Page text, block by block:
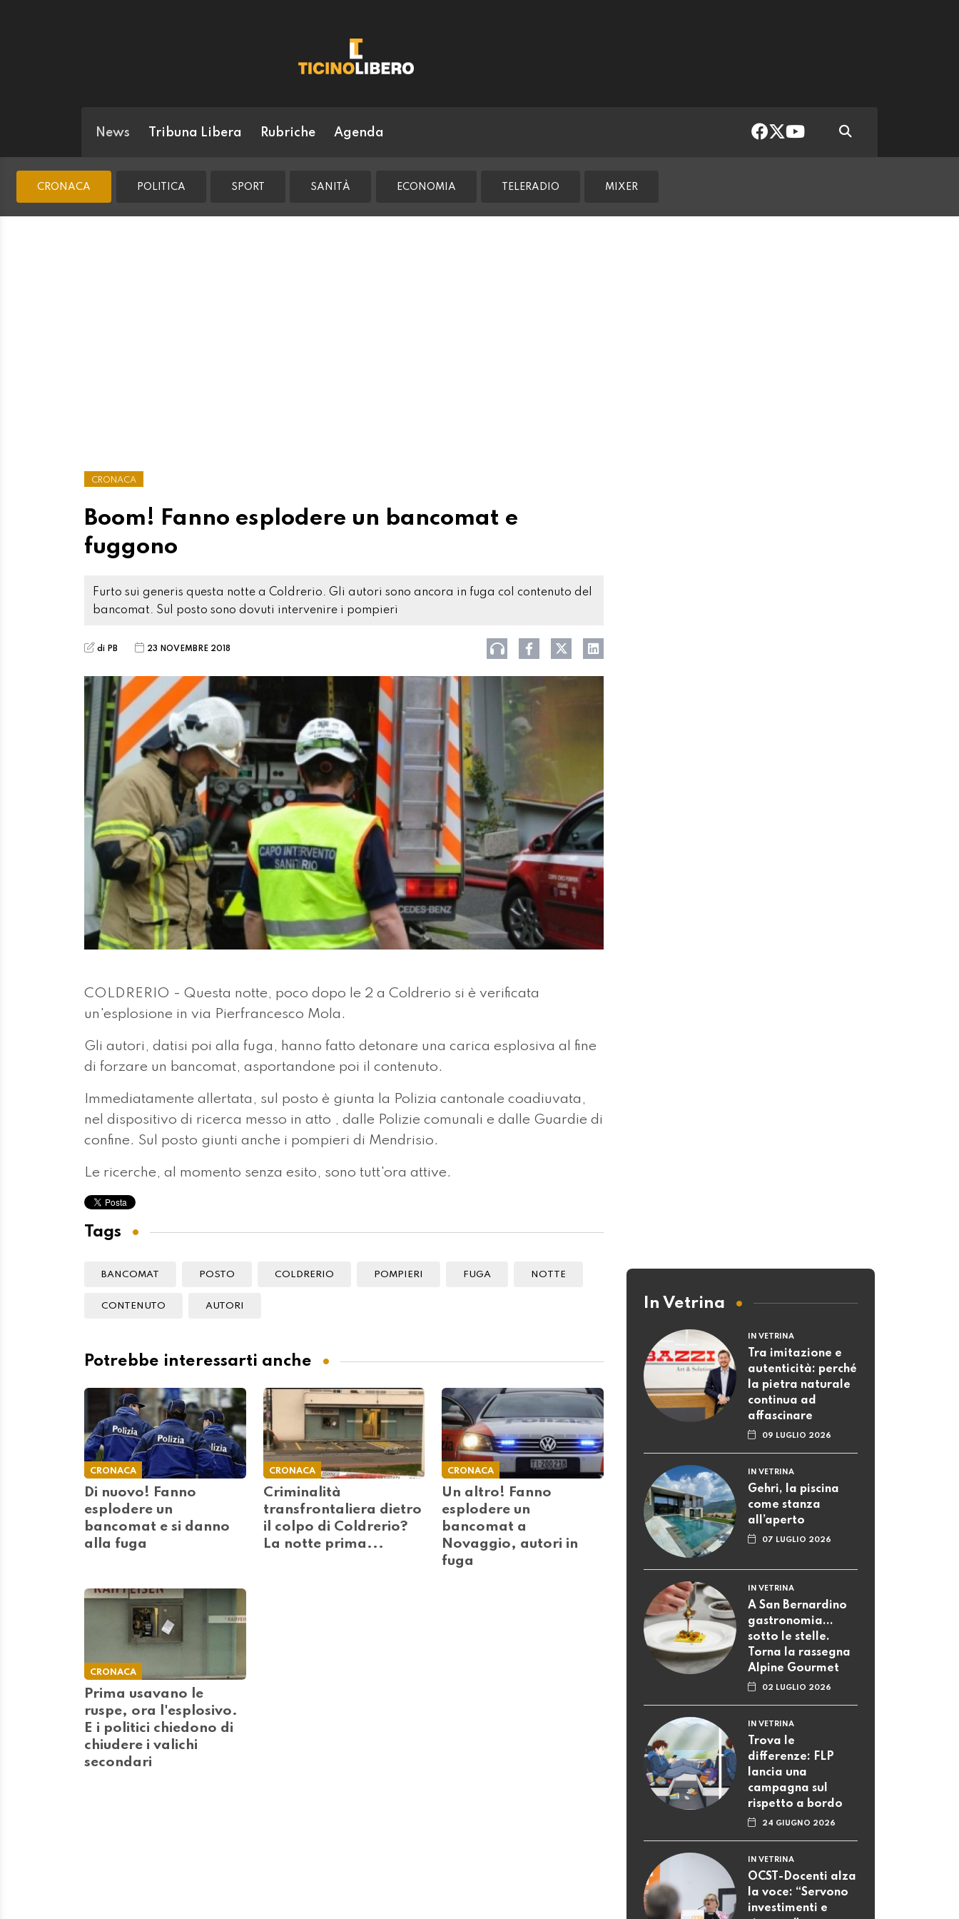
News Tribuna Libera Rubriche Agenda
CRONACA POLITICA SPORT SANITÀ ECONOMIA TELERADIO MIXER
CRONACA
Boom! Fanno esplodere un bancomat e
fuggono
Furto sui generis questa notte a Coldrerio. Gli autori sono ancora in fuga col contenuto del
bancomat. Sul posto sono dovuti intervenire i pompieri
di PB 23 NOVEMBRE 2018
COLDRERIO - Questa notte, poco dopo le 2 a Coldrerio si è verificata
un'esplosione in via Pierfrancesco Mola.
Gli autori, datisi poi alla fuga, hanno fatto detonare una carica esplosiva al fine
di forzare un bancomat, asportandone poi il contenuto.
Immediatamente allertata, sul posto è giunta la Polizia cantonale coadiuvata,
nel dispositivo di ricerca messo in atto , dalle Polizie comunali e dalle Guardie di
confine. Sul posto giunti anche i pompieri di Mendrisio.
Le ricerche, al momento senza esito, sono tutt'ora attive.
Tags
BANCOMAT POSTO COLDRERIO POMPIERI FUGA NOTTE
CONTENUTO AUTORI
Potrebbe interessarti anche
CRONACA
Di nuovo! Fanno
esplodere un
bancomat e si danno
alla fuga
CRONACA
Criminalità
transfrontaliera dietro
il colpo di Coldrerio?
La notte prima...
CRONACA
Un altro! Fanno
esplodere un
bancomat a
Novaggio, autori in
fuga
CRONACA
Prima usavano le
ruspe, ora l'esplosivo.
E i politici chiedono di
chiudere i valichi
secondari
In Vetrina
IN VETRINA
Tra imitazione e
autenticità: perché
la pietra naturale
continua ad
affascinare
09 LUGLIO 2026
IN VETRINA
Gehri, la piscina
come stanza
all’aperto
07 LUGLIO 2026
IN VETRINA
A San Bernardino
gastronomia...
sotto le stelle.
Torna la rassegna
Alpine Gourmet
02 LUGLIO 2026
IN VETRINA
Trova le
differenze: FLP
lancia una
campagna sul
rispetto a bordo
24 GIUGNO 2026
IN VETRINA
OCST-Docenti alza
la voce: “Servono
investimenti e